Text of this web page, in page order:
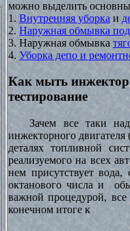
можно выделить
1. Внутренняя уборка и
2. Наружная обмывка
3. Наружная обмывка
4. Уборка депо и
Как мыть
тестирование
Зачем все таки
инжекторного
деталях топливной
реализуемого на всех
нем присутствует
октанового числа и
важной процедурой, все
конечном итоге к